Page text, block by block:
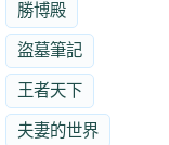
勝博殿
盜墓筆記
王者天下
夫妻的世界